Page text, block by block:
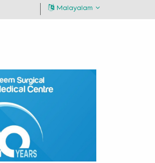
Malayalam